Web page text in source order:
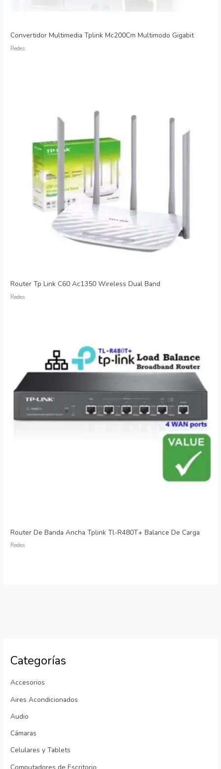
Categorías
Accesorios
Aires Acondicionados
Audio
Cámaras
Celulares y Tablets
Computadores de Escritorio
Convertidor Multimedia Tplink Mc200Cm Multimodo Gigabit
Redes
Router Tp Link C60 Ac1350 Wireless Dual Band
Redes
Router De Banda Ancha Tplink Tl-R480T+ Balance De Carga
Redes